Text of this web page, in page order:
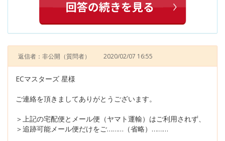
返信者：非公開 （質問者） 2020/02/07 16:55
ECマスターズ 星様
ご連絡を頂きましてありがとうございます。
＞上記の宅配便とメール便（ヤマト運輸）はご利用されず、
＞追跡可能メール便だけをご………（省略）………